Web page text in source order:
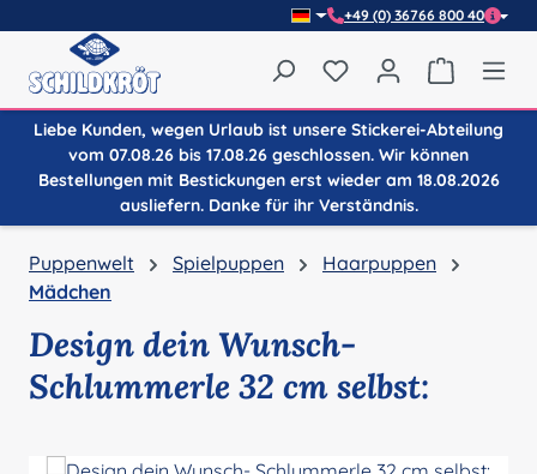
+49 (0) 36766 800 40
Du hast 0 Produkte
Liebe Kunden, wegen Urlaub ist unsere Stickerei-Abteilung
vom 07.08.26 bis 17.08.26 geschlossen. Wir können
Bestellungen mit Bestickungen erst wieder am 18.08.2026
ausliefern. Danke für ihr Verständnis.
Puppenwelt Spielpuppen
Haarpuppen
Mädchen
Design dein Wunsch-
Schlummerle 32 cm selbst: